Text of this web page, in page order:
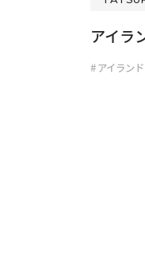
アイラ
# アイラン